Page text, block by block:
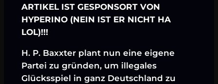
ARTIKEL IST GESPONSORT VON
HYPERINO (NEIN IST ER NICHT HA
LOL)!!!
H. P. Baxxter plant nun eine eigene
Partei zu gründen, um illegales
Glücksspiel in ganz Deutschland zu